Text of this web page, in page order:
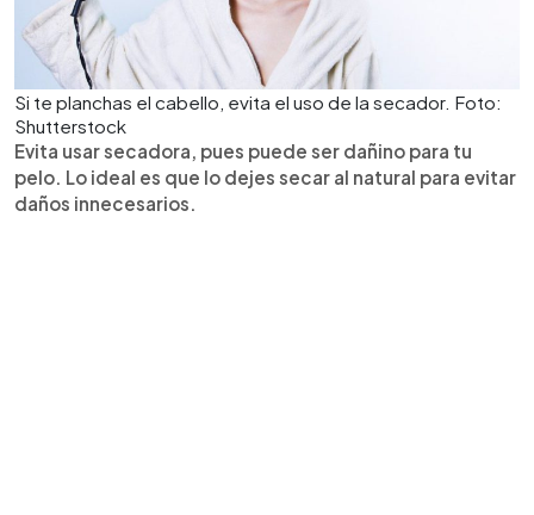
Si te planchas el cabello, evita el uso de la secador. Foto:
Shutterstock
Evita usar secadora, pues puede ser dañino para tu
pelo. Lo ideal es que lo dejes secar al natural para evitar
daños innecesarios.